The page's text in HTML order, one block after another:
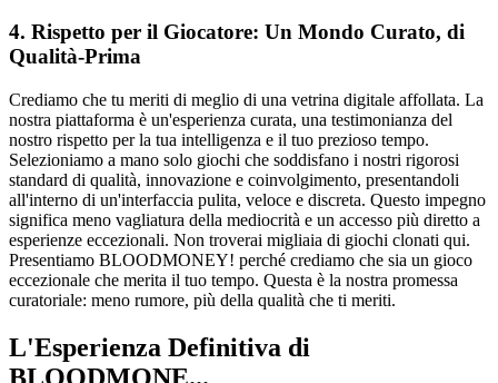
4. Rispetto per il Giocatore: Un Mondo Curato, di
Qualità-Prima
Crediamo che tu meriti di meglio di una vetrina digitale affollata. La
nostra piattaforma è un'esperienza curata, una testimonianza del
nostro rispetto per la tua intelligenza e il tuo prezioso tempo.
Selezioniamo a mano solo giochi che soddisfano i nostri rigorosi
standard di qualità, innovazione e coinvolgimento, presentandoli
all'interno di un'interfaccia pulita, veloce e discreta. Questo impegno
significa meno vagliatura della mediocrità e un accesso più diretto a
esperienze eccezionali. Non troverai migliaia di giochi clonati qui.
Presentiamo BLOODMONEY! perché crediamo che sia un gioco
eccezionale che merita il tuo tempo. Questa è la nostra promessa
curatoriale: meno rumore, più della qualità che ti meriti.
L'Esperienza Definitiva di
BLOODMONE...